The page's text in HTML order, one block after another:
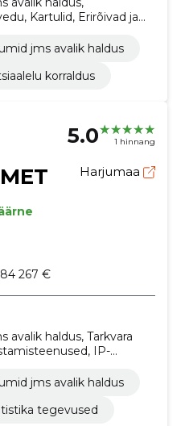
Kartulid, Erirõivad ja
häiresüsteemi
ehitustööd, Eriarsti
hoonete ehitustööd
jms avalik haldus
korraldus
5.0 1 hinnang
Harjumaa
267 €
haldus, Tarkvara
IP-
Infosüsteemid,
ja seonduvad
jms avalik haldus
tegevused